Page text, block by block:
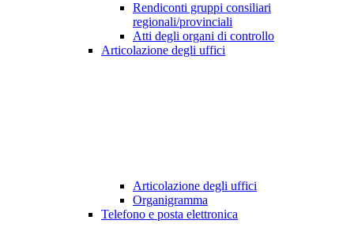
Rendiconti gruppi consiliari
regionali/provinciali
Atti degli organi di controllo
Articolazione degli uffici
Articolazione degli uffici
Organigramma
Telefono e posta elettronica